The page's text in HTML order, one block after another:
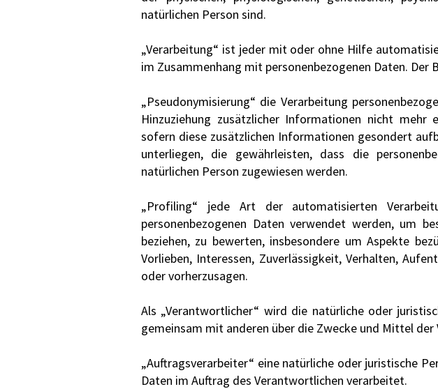
natürlichen Person sind.
„Verarbeitung“ ist jeder mit oder ohne Hilfe
im Zusammenhang mit personenbezogenen Daten.
„Pseudonymisierung“ die Verarbeitung
Hinzuziehung zusätzlicher Informationen nicht mehr
sofern diese zusätzlichen Informationen gesondert
unterliegen, die gewährleisten, dass die
natürlichen Person zugewiesen werden.
„Profiling“ jede Art der automatisierten
personenbezogenen Daten verwendet werden, um
beziehen, zu bewerten, insbesondere um Aspekte
Vorlieben, Interessen, Zuverlässigkeit, Verhalten,
oder vorherzusagen.
Als „Verantwortlicher“ wird die natürliche oder
gemeinsam mit anderen über die Zwecke und Mittel
„Auftragsverarbeiter“ eine natürliche oder juristische
Daten im Auftrag des Verantwortlichen verarbeitet.